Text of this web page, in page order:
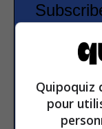
Quipoquiz
pour